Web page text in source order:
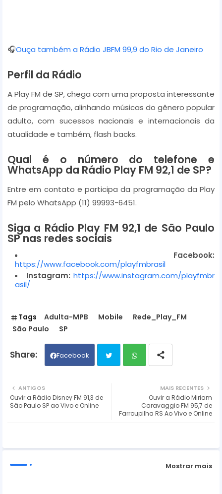
🎧Ouça também a Rádio JBFM 99,9 do Rio de Janeiro
Perfil da Rádio
A Play FM de SP, chega com uma proposta interessante
de programação, alinhando músicas do gênero popular
adulto, com sucessos nacionais e internacionais da
atualidade e também, flash backs.
Qual é o número do telefone e
WhatsApp da Rádio Play FM 92,1 de SP?
Entre em contato e participa da programação da Play
FM pelo WhatsApp (11) 99993-6451.
Siga a Rádio Play FM 92,1 de São Paulo
SP nas redes sociais
Facebook:
https://www.facebook.com/playfmbrasil
Instagram: https://www.instagram.com/playfmbr
asil/
Tags Adulta-MPB Mobile
Rede_Play_FM
São Paulo
SP
Facebook
MAIS RECENTES
Ouvir a Rádio Miriam
Caravaggio FM 95,7 de
Farroupilha RS Ao Vivo e Online
ANTIGOS
Ouvir a Rádio Disney FM 91,3 de
São Paulo SP ao Vivo e Online
Mostrar mais